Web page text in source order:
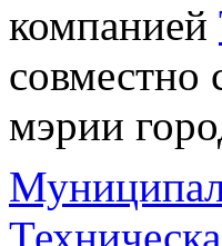
компанией
совместно
мэрии